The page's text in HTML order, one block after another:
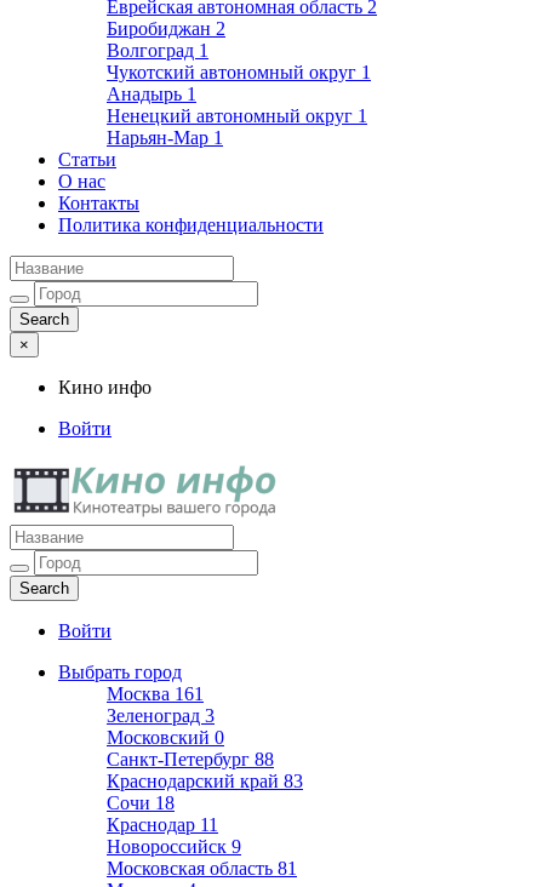
Еврейская автономная область 2
Биробиджан 2
Волгоград 1
Чукотский автономный округ 1
Анадырь 1
Ненецкий автономный округ 1
Нарьян-Мар 1
Статьи
О нас
Контакты
Политика конфиденциальности
×
Кино инфо
Войти
Кино инфо
Кинотеатры вашего города
Войти
Выбрать город
Москва 161
Зеленоград 3
Московский 0
Санкт-Петербург 88
Краснодарский край 83
Сочи 18
Краснодар 11
Новороссийск 9
Московская область 81